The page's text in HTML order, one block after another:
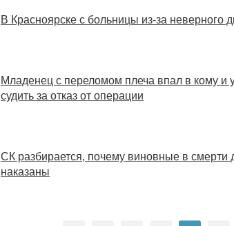
В Красноярске с больницы из-за неверного
Младенец с переломом плеча впал в кому и
судить за отказ от операции
СК разбирается, почему виновные в смерти
наказаны